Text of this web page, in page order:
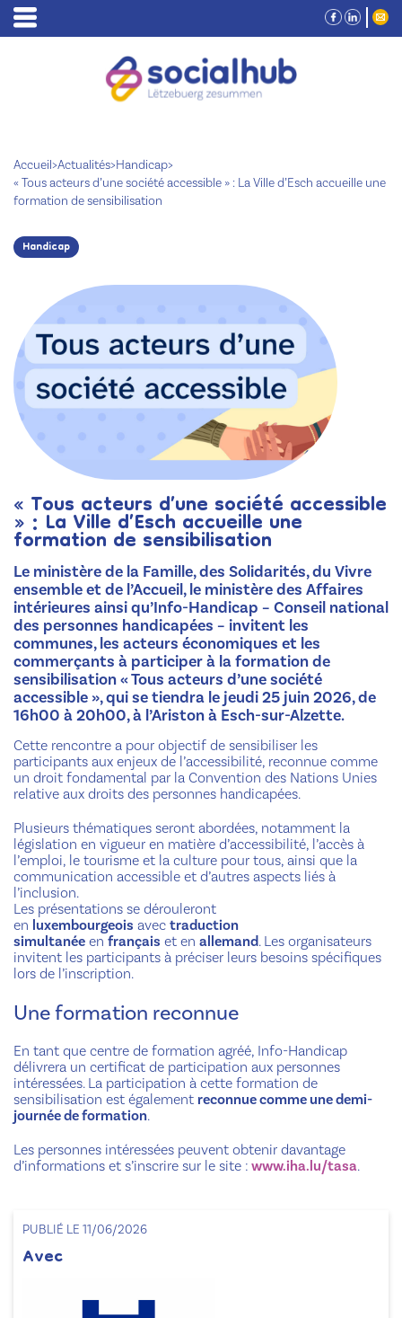
Accueil>Actualités>Handicap>
« Tous acteurs d’une société accessible » : La Ville d’Esch accueille une
formation de sensibilisation
PUBLIÉ LE 11/06/2026
Avec
Handicap
« Tous acteurs d’une société accessible
» : La Ville d’Esch accueille une
formation de sensibilisation
Le ministère de la Famille, des Solidarités, du Vivre
ensemble et de l’Accueil, le ministère des Affaires
intérieures ainsi qu’Info-Handicap – Conseil national
des personnes handicapées – invitent les
communes, les acteurs économiques et les
commerçants à participer à la formation de
sensibilisation « Tous acteurs d’une société
accessible », qui se tiendra le jeudi 25 juin 2026, de
16h00 à 20h00, à l’Ariston à Esch-sur-Alzette.
Cette rencontre a pour objectif de sensibiliser les
participants aux enjeux de l’accessibilité, reconnue comme
un droit fondamental par la Convention des Nations Unies
relative aux droits des personnes handicapées.
Plusieurs thématiques seront abordées, notamment la
législation en vigueur en matière d’accessibilité, l’accès à
l’emploi, le tourisme et la culture pour tous, ainsi que la
communication accessible et d’autres aspects liés à
l’inclusion.
Les présentations se dérouleront
en luxembourgeois avec traduction
simultanée en français et en allemand. Les organisateurs
invitent les participants à préciser leurs besoins spécifiques
lors de l’inscription.
Une formation reconnue
En tant que centre de formation agréé, Info-Handicap
délivrera un certificat de participation aux personnes
intéressées. La participation à cette formation de
sensibilisation est également reconnue comme une demi-
journée de formation.
Les personnes intéressées peuvent obtenir davantage
d’informations et s’inscrire sur le site : www.iha.lu/tasa.